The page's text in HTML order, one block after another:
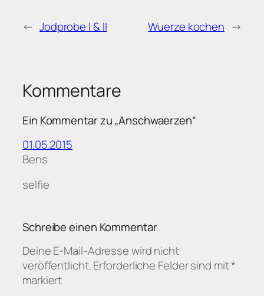
← Jodprobe I & II Wuerze kochen →
Kommentare
Ein Kommentar zu „Anschwaerzen“
01.05.2015
Bens
selfie
Schreibe einen Kommentar
Deine E-Mail-Adresse wird nicht
veröffentlicht.Erforderliche Felder sind mit*
markiert